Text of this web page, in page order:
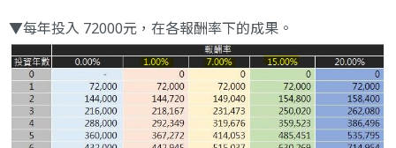
▼每年投入 72000元，在各報酬率下的成果。